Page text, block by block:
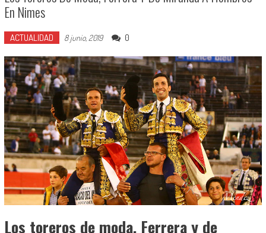
En Nimes
ACTUALIDAD 8 junio, 2019 0
Los toreros de moda, Ferrera y de